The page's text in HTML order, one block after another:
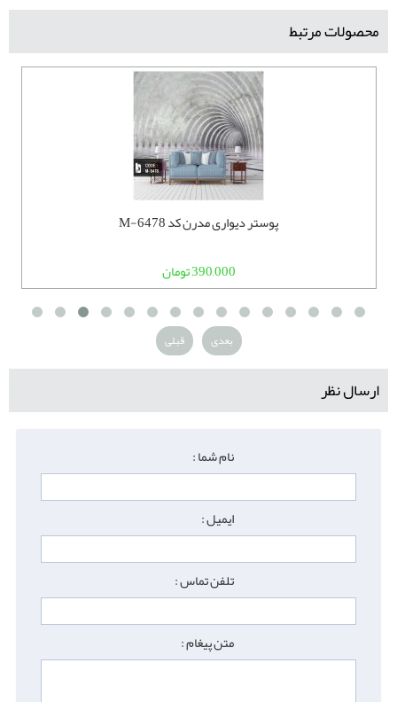
محصولات مرتبط
پوستر دیواری مدرن کد M-6478
390,000 تومان
قبلی بعدی
ارسال نظر
نام شما :
ایمیل :
تلفن تماس :
متن پیغام :